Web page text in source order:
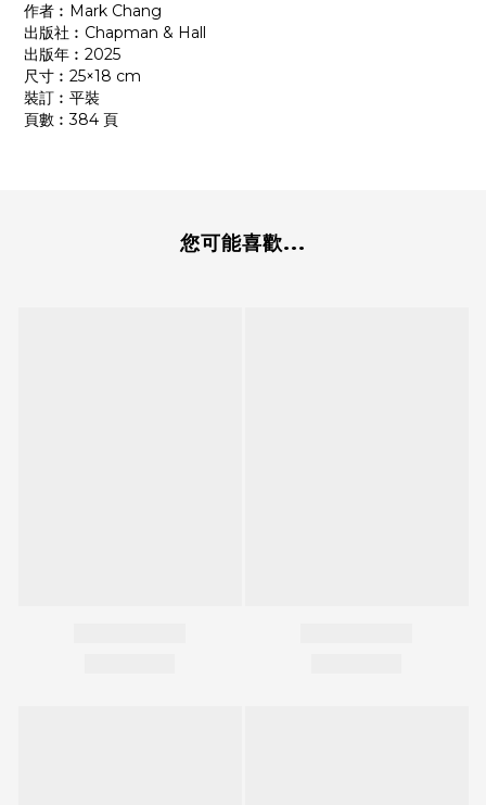
作者︰Mark Chang
出版社︰Chapman & Hall
出版年︰2025
尺寸︰25×18 cm
裝訂︰平裝
頁數︰384 頁
您可能喜歡...